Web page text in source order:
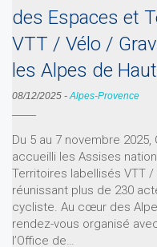
des Espaces et
VTT / Vélo /
les Alpes de
08/12/2025 -Alpes-Provence
Du 5 au 7 novembre 2025,
accueilli les Assises
Territoires labellisés VTT /
réunissant plus de 230
cycliste. Au cœur des
rendez-vous organisé
l’Office de…